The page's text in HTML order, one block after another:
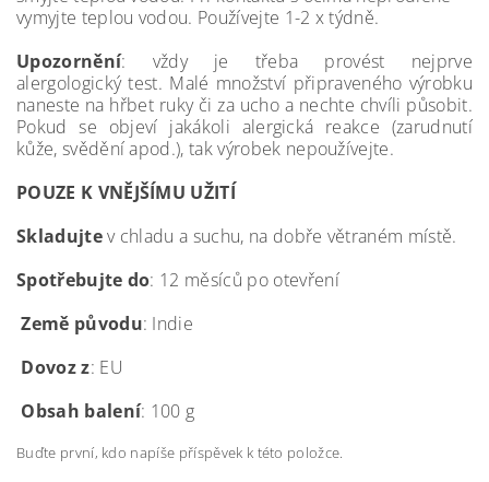
vymyjte teplou vodou. Používejte 1-2 x týdně.
Upozornění: vždy je třeba provést nejprve
alergologický test. Malé množství připraveného výrobku
naneste na hřbet ruky či za ucho a nechte chvíli působit.
Pokud se objeví jakákoli alergická reakce (zarudnutí
kůže, svědění apod.), tak výrobek nepoužívejte.
POUZE K VNĚJŠÍMU UŽITÍ
Skladujtev chladu a suchu, na dobře větraném místě.
Spotřebujte do: 12 měsíců po otevření
Země původu: Indie
Dovoz z: EU
Obsah balení: 100 g
Buďte první, kdo napíše příspěvek k této položce.